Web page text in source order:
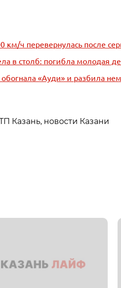
км/ч перевернулась после
в столб: погибла молодая
«Ауди» и разбила
Казань, новости Казани